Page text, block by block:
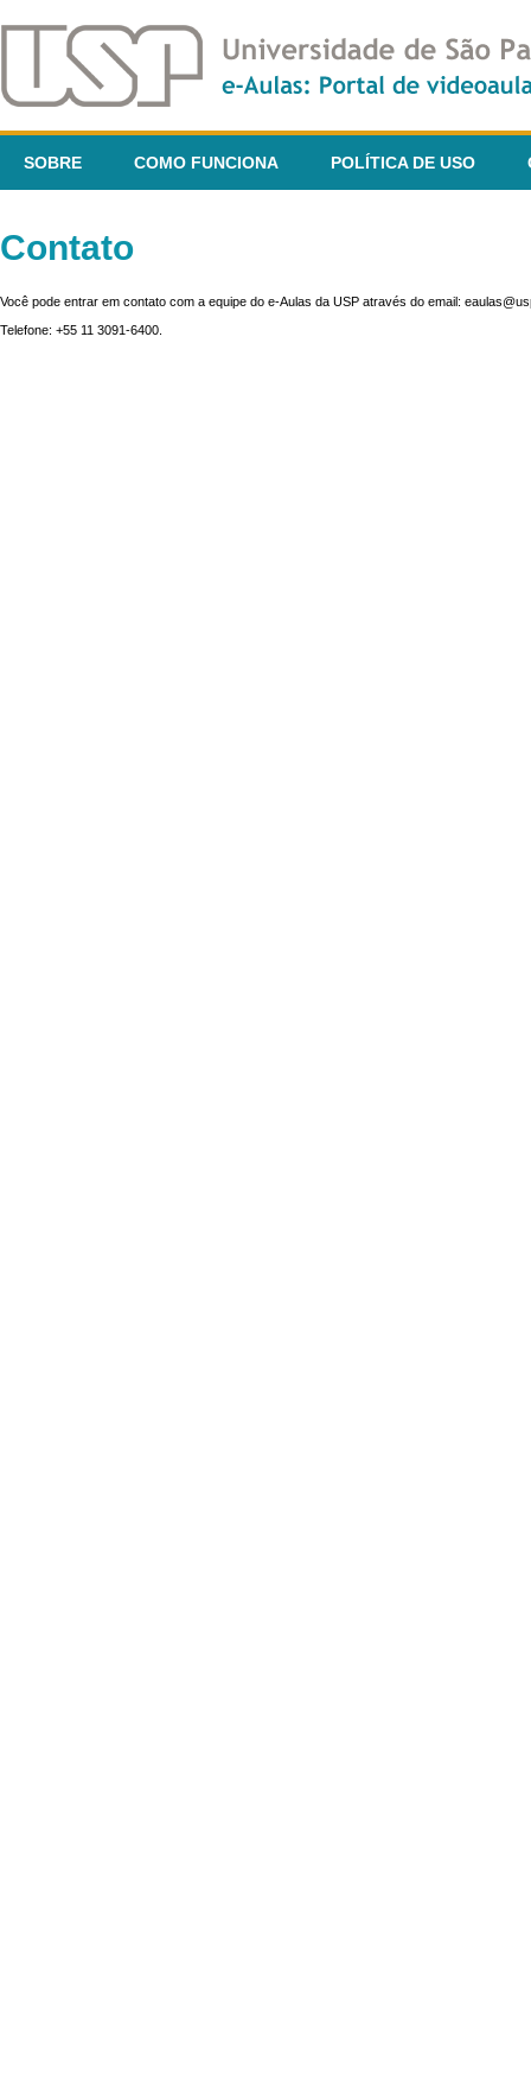
SOBRE COMO FUNCIONA POLÍTICA DE USO
Contato
Você pode entrar em contato com a equipe do e-Aulas da USP através do email:
Telefone: +55 11 3091-6400.